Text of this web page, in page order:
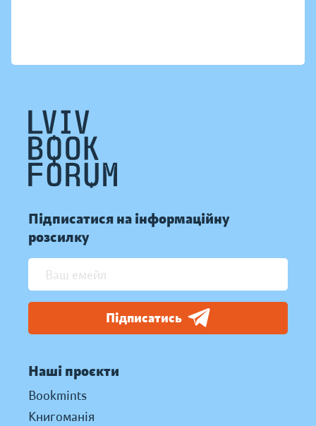
Підписатися на інформаційну
розсилку
Підписатись
Наші проєкти
Bookmints
Книгоманія